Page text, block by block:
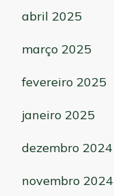
abril 2025
março 2025
fevereiro 2025
janeiro 2025
dezembro 2024
novembro 2024